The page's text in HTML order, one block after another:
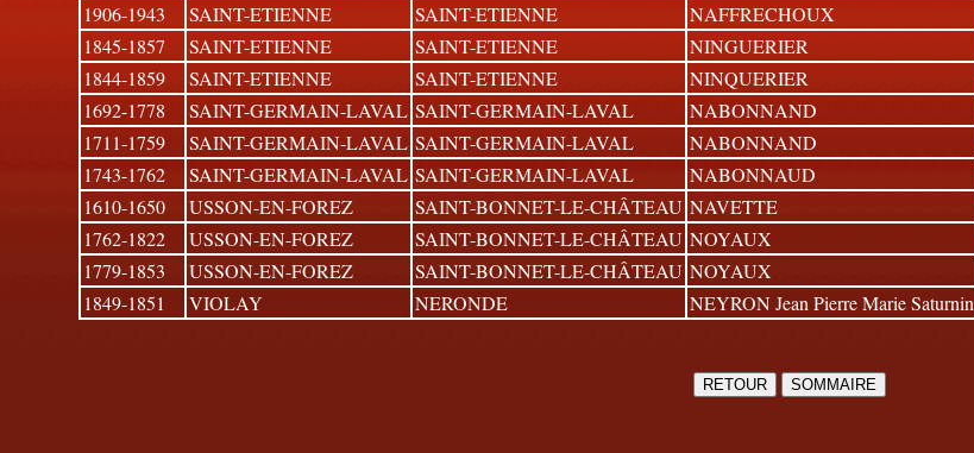
1906-1943
SAINT-ETIENNE SAINT-ETIENNE NAFFRECHOUX
1845-1857
SAINT-ETIENNE SAINT-ETIENNE NINGUERIER
1844-1859
SAINT-ETIENNE SAINT-ETIENNE NINQUERIER
1692-1778
SAINT-GERMAIN-LAVAL SAINT-GERMAIN-LAVAL NABONNAND
1711-1759
SAINT-GERMAIN-LAVAL SAINT-GERMAIN-LAVAL NABONNAND
1743-1762
SAINT-GERMAIN-LAVAL SAINT-GERMAIN-LAVAL NABONNAUD
1610-1650
USSON-EN-FOREZ SAINT-BONNET-LE-CHÂTEAU NAVETTE
1762-1822
USSON-EN-FOREZ SAINT-BONNET-LE-CHÂTEAU NOYAUX
1779-1853
USSON-EN-FOREZ SAINT-BONNET-LE-CHÂTEAU NOYAUX
1849-1851
VIOLAY NERONDE NEYRON Jean Pierre Marie Saturnin